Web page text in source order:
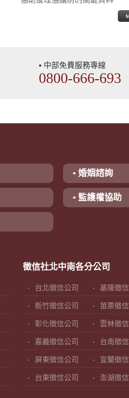
▪ 中部免費服務專線
0800-666-693
▪ 婚姻諮詢
▪ 監護權協助
徵信社北中南各分公司
台北徵信公司 基隆徵
新竹徵信公司 苗栗徵
彰化徵信公司 雲林徵
嘉義徵信公司 台南徵
屏東徵信公司 宜蘭徵
台東徵信公司 澎湖徵